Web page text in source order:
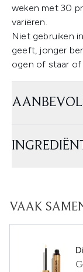
weken met 30
variëren.
Niet gebruiken
geeft, jonger
ogen of staar
VAAK